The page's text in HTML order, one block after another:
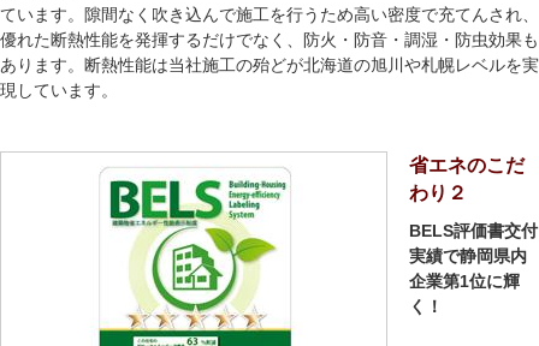
ています。隙間なく吹き込んで施工を行うため高い密度で充てんされ、
優れた断熱性能を発揮するだけでなく、防火・防音・調湿・防虫効果も
あります。断熱性能は当社施工の殆どが北海道の旭川や札幌レベルを実
現しています。
省エネのこだ
わり２
BELS評価書交付
実績で静岡県内
企業第1位に輝
く！